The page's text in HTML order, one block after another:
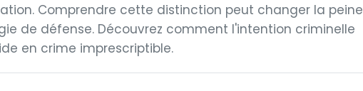
Comprendre cette distinction peut changer la peine
de défense. Découvrez comment l'intention criminelle
en crime imprescriptible.